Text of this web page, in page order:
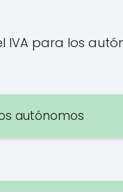
IVA para los
autónomos